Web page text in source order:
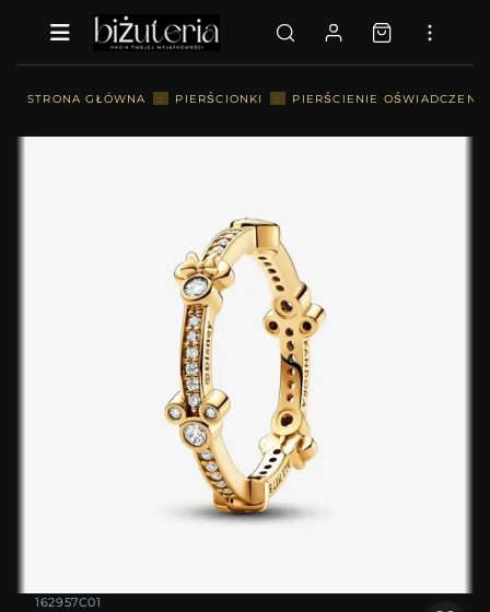
STRONA GŁÓWNA :: PIERŚCIONKI :: PIERŚCIENIE OŚWIADCZENIA
162957C01